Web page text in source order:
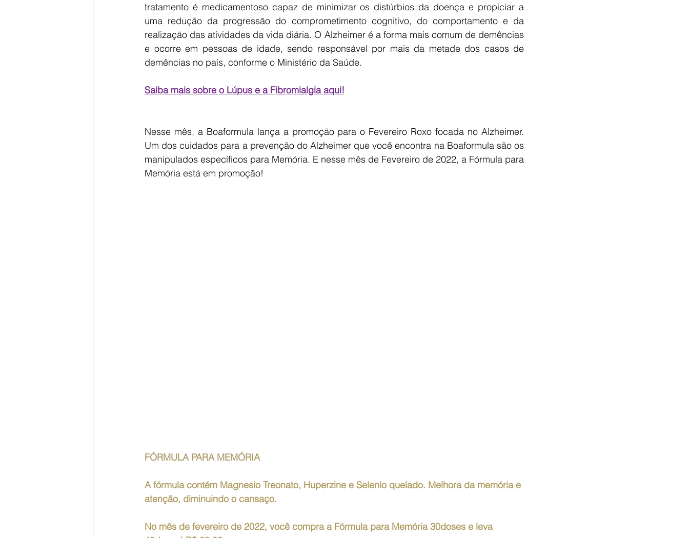
tratamento é medicamentoso capaz de minimizar os distúrbios da doença e propiciar a
uma redução da progressão do comprometimento cognitivo, do comportamento e da
realização das atividades da vida diária. O Alzheimer é a forma mais comum de demências
e ocorre em pessoas de idade, sendo responsável por mais da metade dos casos de
demências no país, conforme o Ministério da Saúde.
Saiba mais sobre o Lúpus e a Fibromialgia aqui!
Nesse mês, a Boaformula lança a promoção para o Fevereiro Roxo focada no Alzheimer.
Um dos cuidados para a prevenção do Alzheimer que você encontra na Boaformula são os
manipulados específicos para Memória. E nesse mês de Fevereiro de 2022, a Fórmula para
Memória está em promoção!
FÓRMULA PARA MEMÓRIA
A fórmula contém Magnesio Treonato, Huperzine e Selenio quelado. Melhora da memória e
atenção, diminuindo o cansaço.
No mês de fevereiro de 2022, você compra a Fórmula para Memória 30doses e leva